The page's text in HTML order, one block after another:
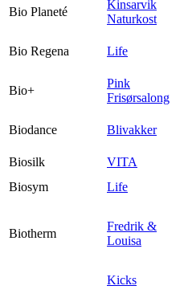
Bio Planeté
Kinsarvik
Naturkost
Bio Regena Life
Bio+
Pink
Frisørsalong
Biodance Blivakker
Biosilk
VITA
Biosym
Life
Biotherm
Fredrik &
Louisa
Kicks